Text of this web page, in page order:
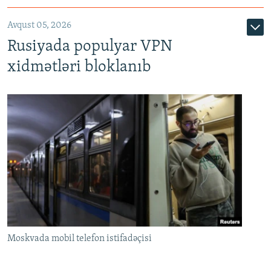
Avqust 05, 2026
Rusiyada populyar VPN
xidmətləri bloklanıb
Moskvada mobil telefon istifadəçisi